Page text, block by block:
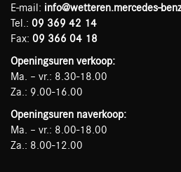
E-mail: info@wetteren.mercedes-
Tel.: 09 369 42 14
Fax: 09 366 04 18
Openingsuren verkoop:
Ma. – vr.: 8.30-18.00
Za.: 9.00-16.00
Openingsuren naverkoop:
Ma. – vr.: 8.00-18.00
Za.: 8.00-12.00